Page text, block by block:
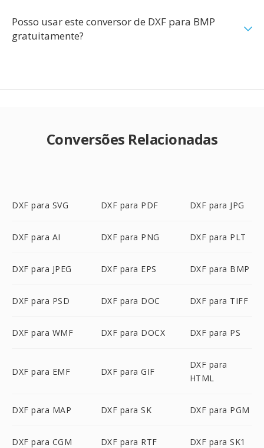
Posso usar este conversor de DXF para BMP
gratuitamente?
Conversões Relacionadas
DXF para SVG DXF para PDF DXF para JPG
DXF para AI DXF para PNG DXF para PLT
DXF para JPEG DXF para EPS DXF para BMP
DXF para PSD DXF para DOC DXF para TIFF
DXF para WMF DXF para DOCX DXF para PS
DXF para EMF DXF para GIF
DXF para
HTML
DXF para MAP DXF para SK DXF para PGM
DXF para CGM DXF para RTF DXF para SK1